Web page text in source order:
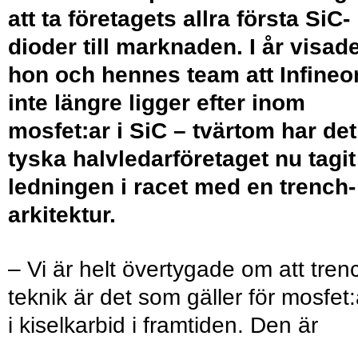
att ta företagets allra första SiC-
dioder till marknaden. I år
hon och hennes team att
inte längre ligger efter inom
mosfet:ar i SiC – tvärtom har det
tyska halvledarföretaget nu tagit
ledningen i racet med en trench-
arkitektur.
– Vi är helt övertygade om att
teknik är det som gäller för
i kiselkarbid i framtiden. Den är